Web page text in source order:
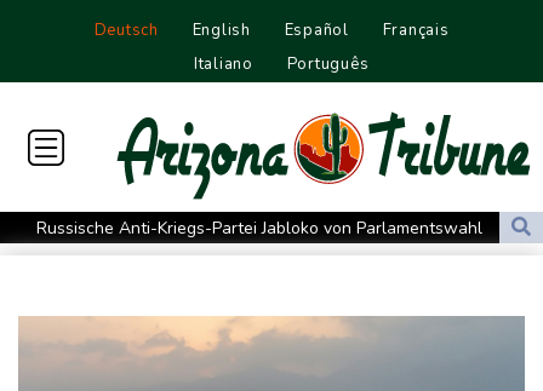
Deutsch English Español
Français
Italiano
Português
Russische Anti-Kriegs-Partei Jabloko von Parlamentswahl
ausgeschlossen
30 Jahre nach Mord an Tupac Shakur: Prozess in Las Vegas